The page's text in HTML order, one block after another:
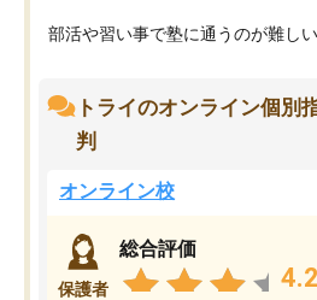
部活や習い事で塾に通うのが難しい
トライのオンライン個別
判
オンライン校
保護者
総合評価
4.2